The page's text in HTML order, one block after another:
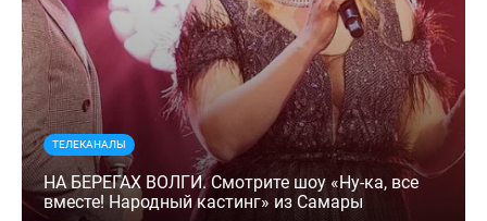
ТЕЛЕКАНАЛЫ
НА БЕРЕГАХ ВОЛГИ. Смотрите шоу «Ну-ка, все
вместе! Народный кастинг» из Самары